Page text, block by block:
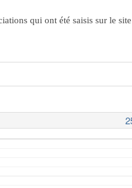
qui ont été saisis sur le